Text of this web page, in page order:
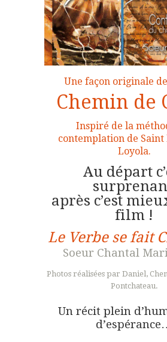
Une façon originale
Chemin de
Inspiré de la
contemplation de Saint
Loyola.
Au départ
après c’est
film !
Le Verbe se fait
Soeur Chantal
Photos réalisées par Daniel,
Pontchateau.
Un récit plein